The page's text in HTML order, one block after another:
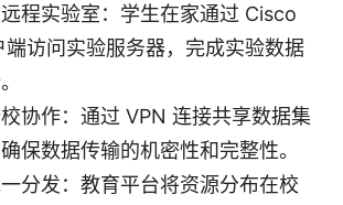
程实验室：学生在家通过 Cisco
端访问实验服务器，完成实验数据
协作：通过 VPN 连接共享数据集
保数据传输的机密性和完整性。
分发：教育平台将资源分布在校